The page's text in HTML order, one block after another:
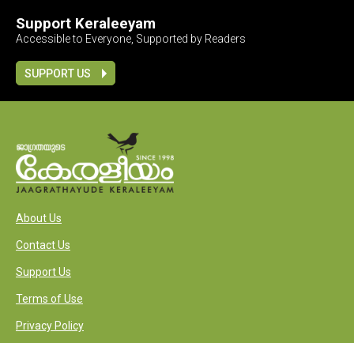
Support Keraleeyam
Accessible to Everyone, Supported by Readers
SUPPORT US
About Us
Contact Us
Support Us
Terms of Use
Privacy Policy